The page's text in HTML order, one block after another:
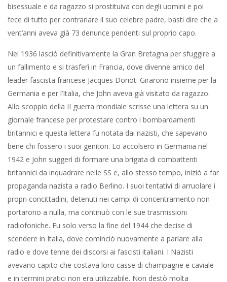
bisessuale e da ragazzo si prostituiva con degli uomini e poi
fece di tutto per contrariare il suo celebre padre, basti dire che a
vent’anni aveva già 73 denunce pendenti sul proprio capo.
Nel 1936 lasciò definitivamente la Gran Bretagna per sfuggire a
un fallimento e si trasferì in Francia, dove divenne amico del
leader fascista francese Jacques Doriot. Girarono insieme per la
Germania e per l’Italia, che John aveva già visitato da ragazzo.
Allo scoppio della II guerra mondiale scrisse una lettera su un
giornale francese per protestare contro i bombardamenti
britannici e questa lettera fu notata dai nazisti, che sapevano
bene chi fossero i suoi genitori. Lo accolsero in Germania nel
1942 e John suggerì di formare una brigata di combattenti
britannici da inquadrare nelle SS e, allo stesso tempo, iniziò a far
propaganda nazista a radio Berlino. I suoi tentativi di arruolare i
propri concittadini, detenuti nei campi di concentramento non
portarono a nulla, ma continuò con le sue trasmissioni
radiofoniche. Fu solo verso la fine del 1944 che decise di
scendere in Italia, dove cominciò nuovamente a parlare alla
radio e dove tenne dei discorsi ai fascisti italiani. I Nazisti
avevano capito che costava loro casse di champagne e caviale
e in termini pratici non era utilizzabile. Non destò molta